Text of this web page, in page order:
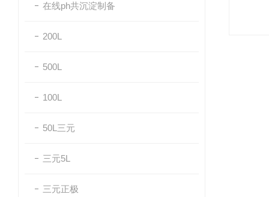
在线ph共沉淀制备
200L
500L
100L
50L三元
三元5L
三元正极